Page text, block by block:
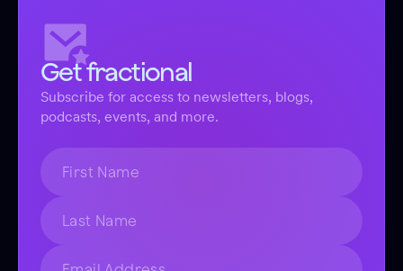
Get fractional
Subscribe for access to newsletters, blogs,
podcasts, events, and more.